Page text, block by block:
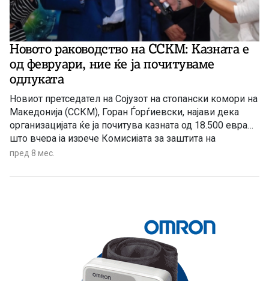
Новото раководство на ССКМ: Казната е
од февруари, ние ќе ја почитуваме
одлуката
Новиот претседател на Сојузот на стопански комори на
Македонија (ССКМ), Горан Ѓорѓиевски, најави дека
организацијата ќе ја почитува казната од 18.500 евра
што вчера ја изрече Комисијата за заштита на
конкуренцијата, но нагласи дека таа е директен
февруари 2025 година, кое работело спротивно на
пред 8 мес.